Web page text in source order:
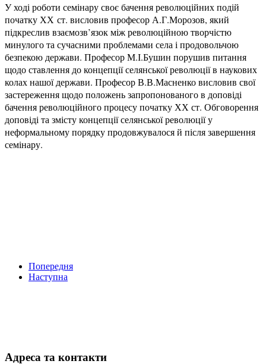
У ході роботи семінару своє бачення революційних подій
початку ХХ ст. висловив професор А.Г.Морозов, який
підкреслив взаємозв’язок між революційною творчістю
минулого та сучасними проблемами села і продовольчою
безпекою держави. Професор М.І.Бушин порушив питання
щодо ставлення до концепції селянської революції в наукових
колах нашої держави. Професор В.В.Масненко висловив свої
застереження щодо положень запропонованого в доповіді
бачення революційного процесу початку ХХ ст. Обговорення
доповіді та змісту концепції селянської революції у
неформальному порядку продовжувалося й після завершення
семінару.
Попередня
Наступна
Адреса та контакти